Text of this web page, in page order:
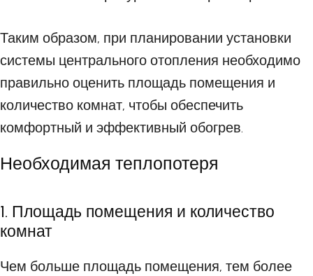
Таким образом, при планировании установки
системы центрального отопления необходимо
правильно оценить площадь помещения и
количество комнат, чтобы обеспечить
комфортный и эффективный обогрев.
Необходимая теплопотеря
1. Площадь помещения и количество
комнат
Чем больше площадь помещения, тем более